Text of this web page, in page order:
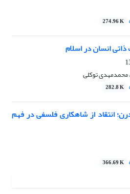
274.96 K
انسان در اسلام
محمدمهدی توکلی
282.8 K
انتقاد از شاهکاری فلسفی در فهم
366.69 K